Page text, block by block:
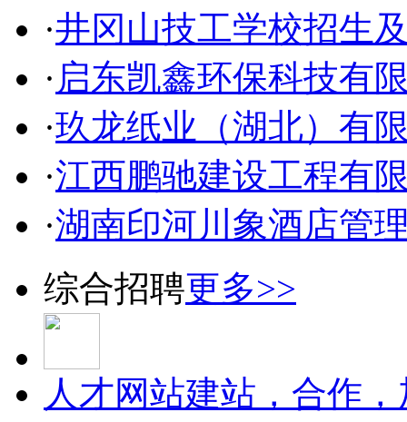
·井冈山技工学校招生
· 启东凯鑫环保科技有
·玖龙纸业（湖北）有
·江西鹏驰建设工程有
·湖南印河川象酒店管
综合招聘更多>>
人才网站建站，合作